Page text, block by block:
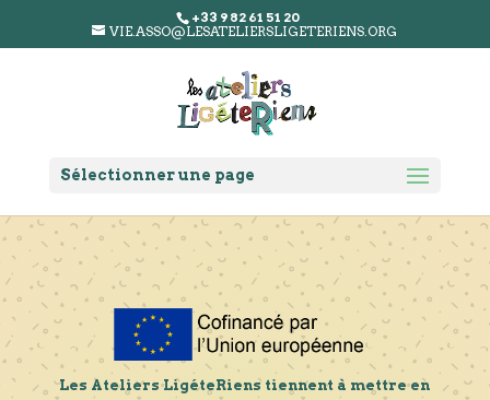
+33 9 82 61 51 20
VIE.ASSO@LESATELIERSLIGETERIENS.ORG
Sélectionner une page
Les Ateliers LigéteRiens tiennent à mettre en